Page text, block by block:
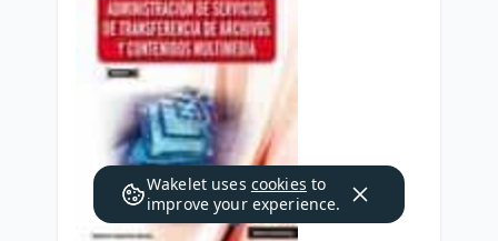
Wakelet uses cookies to
improve your experience.